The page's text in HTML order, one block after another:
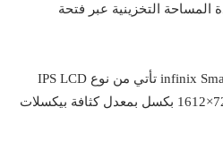
المساحة التخزينية عبر فتحة
شاشة هاتف infinix Smart 8 Pro تأتي من نوع IPS LCD
بحجم 6.6 بوصة و تعمل بدقة 720×1612 بكسل بمعدل كثافة بيكسلات